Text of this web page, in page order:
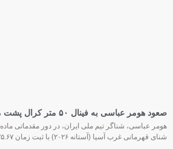
صعود هومر عباسی به فینال ۵۰ متر کرال پشت مسابقات غرب آسیا
شنای قهرمانی غرب آسیا (آستانه ۲۰۲۶) با ثبت زمان ۲۵.۶۷ ثانیه در جایگاه نخست قرار